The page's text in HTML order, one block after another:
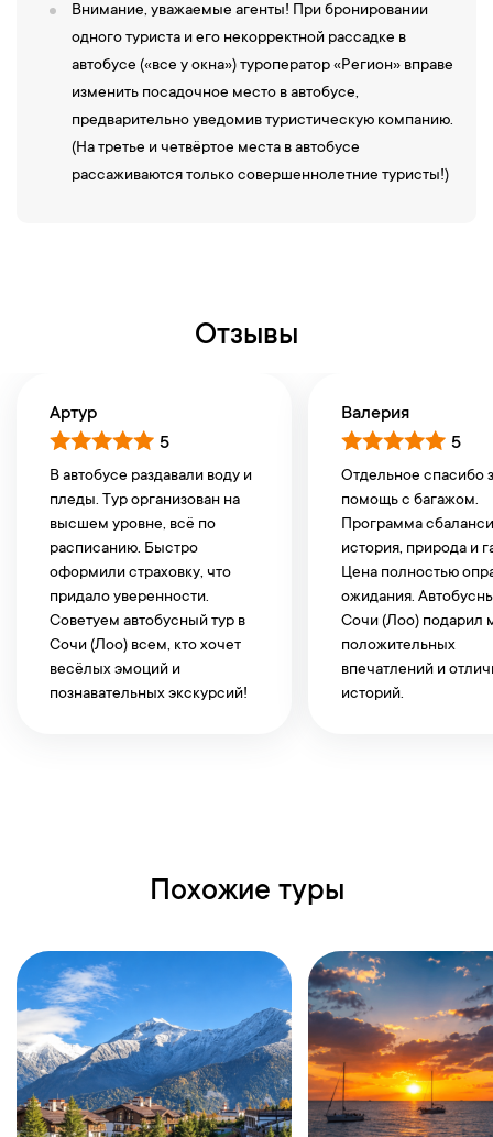
Внимание, уважаемые агенты! При бронировании
одного туриста и его некорректной рассадке в
автобусе («все у окна») туроператор «Регион» вправе
изменить посадочное место в автобусе,
предварительно уведомив туристическую компанию.
(На третье и четвёртое места в автобусе
рассаживаются только совершеннолетние туристы!)
Отзывы
Артур
5
В автобусе раздавали воду и
пледы. Тур организован на
высшем уровне, всё по
расписанию. Быстро
оформили страховку, что
придало уверенности.
Советуем автобусный тур в
Сочи (Лоо) всем, кто хочет
весёлых эмоций и
познавательных экскурсий!
Валерия
5
Отдельное спасибо
помощь с багажом.
Программа
история, природа и
Цена полностью
ожидания.
Сочи (Лоо) подарил
положительных
впечатлений и
историй.
Похожие туры